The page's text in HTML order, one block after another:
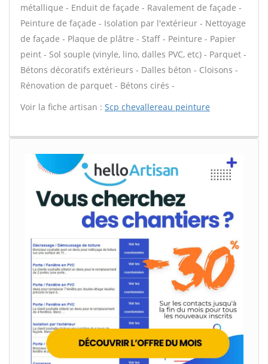
métallique - Enduit de façade - Ravalement de façade -
Peinture de façade - Isolation par l'extérieur - Nettoyage
de façade - Plaque de plâtre - Staff - Peinture - Papier
peint - Sol souple (vinyle, lino, dalles PVC, etc) - Parquet -
Bétons décoratifs extérieurs - Dalles béton - Cloisons -
Rénovation de parquet - Bétons cirés -
Voir la fiche artisan : Scp chevallereau peinture